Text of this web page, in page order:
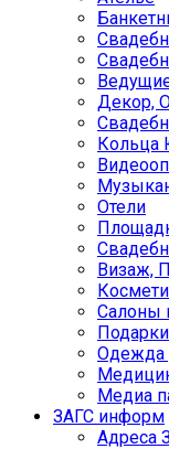
Декор,
Кольца
Отели
Визаж,
Салоны
Подарки
Одежда
Медиа
ЗАГС информ
Адреса